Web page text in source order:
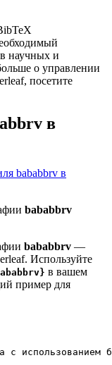
научных и
о управлении
посетите
в
bababbrv в
bababbrv
bababbrv —
Используйте
в вашем
пример для
с использованием